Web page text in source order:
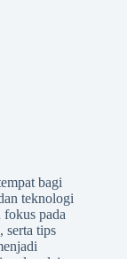
bagi
teknologi
fokus pada
serta tips